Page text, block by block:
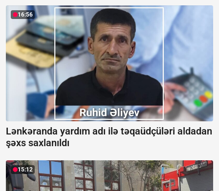
16:56
Lənkəranda yardım adı ilə təqaüdçüləri aldadan
şəxs saxlanıldı
15:12